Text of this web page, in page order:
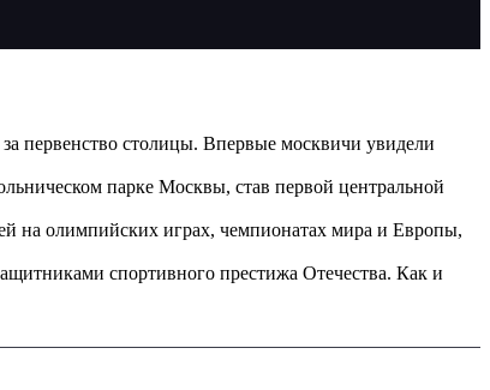
первенство столицы. Впервые москвичи увидели
парке Москвы, став первой центральной
на олимпийских играх, чемпионатах мира и Европы,
спортивного престижа Отечества. Как и